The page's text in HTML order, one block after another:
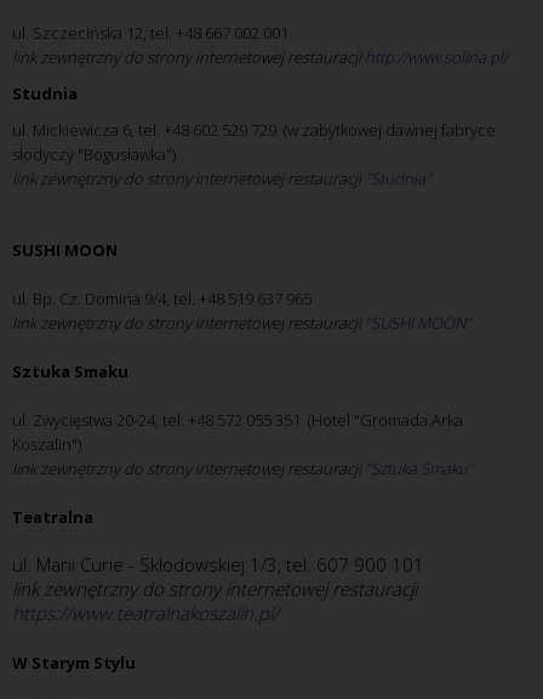
ul. Szczecińska 12, tel. +48 667 002 001
link zewnętrzny do strony internetowej restauracji http://www.sollna.pl/
Studnia
ul. Mickiewicza 6, tel. +48 602 529 729 (w zabytkowej dawnej fabryce
słodyczy "Bogusławka")
link zewnętrzny do strony internetowej restauracji "Studnia"
SUSHI MOON
ul. Bp. Cz. Domina 9/4, tel. +48 519 637 965
link zewnętrzny do strony internetowej restauracji "SUSHI MOON"
Sztuka Smaku
ul. Zwycięstwa 20-24, tel. +48 572 055 351 (Hotel "Gromada Arka
Koszalin")
link zewnętrzny do strony internetowej restauracji "Sztuka Smaku"
Teatralna
ul. Marii Curie - Skłodowskiej 1/3, tel. 607 900 101
link zewnętrzny do strony internetowej restauracji
https://www.teatralnakoszalin.pl/
W Starym Stylu